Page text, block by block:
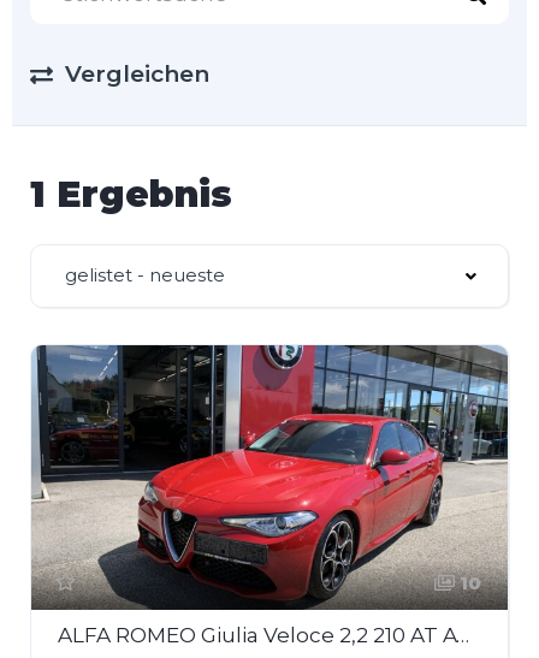
Vergleichen
1 Ergebnis
gelistet - neueste
10
ALFA ROMEO Giulia Veloce 2,2 210 AT AWD